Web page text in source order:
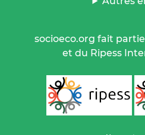
socioeco.org fait
et du Ripess